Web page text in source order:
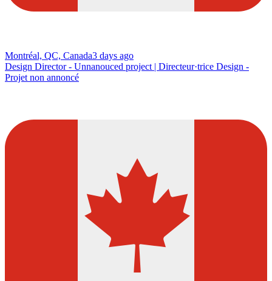
Montréal, QC, Canada3 days ago
Design Director - Unnanouced project | Directeur·trice Design -
Projet non annoncé